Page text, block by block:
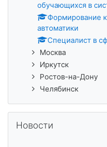
обучающихся в
Формирование
автоматики
Специалист в
Москва
Иркутск
Ростов-на-Дону
Челябинск
Новости